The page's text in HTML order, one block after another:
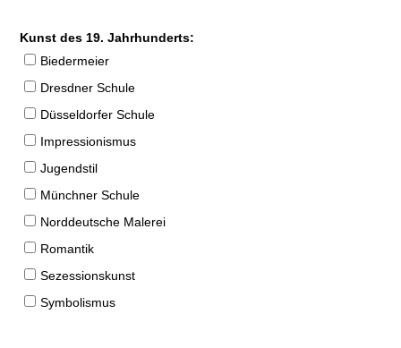
Kunst des 19. Jahrhunderts:
Biedermeier
Dresdner Schule
Düsseldorfer Schule
Impressionismus
Jugendstil
Münchner Schule
Norddeutsche Malerei
Romantik
Sezessionskunst
Symbolismus